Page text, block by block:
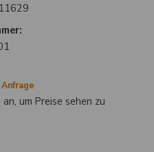
um Preise sehen zu